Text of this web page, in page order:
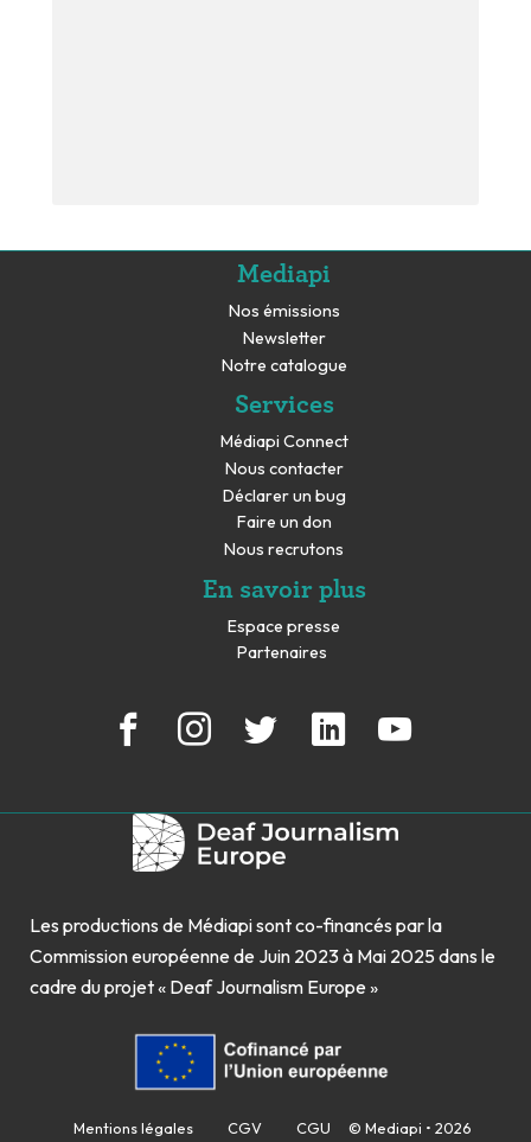
Mediapi
Nos émissions
Newsletter
Notre catalogue
Services
Médiapi Connect
Nous contacter
Déclarer un bug
Faire un don
Nous recrutons
En savoir plus
Espace presse
Partenaires
Les productions de Médiapi sont co-financés par la
Commission européenne de Juin 2023 à Mai 2025 dans le
cadre du projet « Deaf Journalism Europe »
Mentions légales CGV CGU © Mediapi • 2026